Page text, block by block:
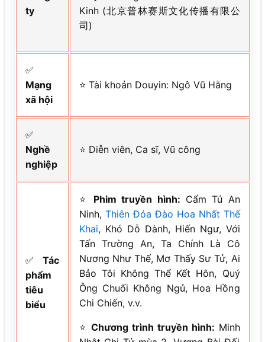
ty
Kinh (北京普林赛斯文化传播有限公
司)
✅
Mạng
xã hội
⭐ Tài khoản Douyin: Ngô Vũ Hằng
✅
Nghề
nghiệp
⭐ Diễn viên, Ca sĩ, Vũ công
✅ Tác
phẩm
tiêu
biểu
⭐ Phim truyền hình: Cẩm Tú An
Ninh, Thiên Đóa Đào Hoa Nhất Thế
Khai, Khó Dỗ Dành, Hiến Ngư, Với
Tấn Trường An, Ta Chính Là Cô
Nương Như Thế, Mơ Thấy Sư Tử, Ai
Bảo Tôi Không Thể Kết Hôn, Quý
Ông Chuối Không Ngủ, Hoa Hồng
Chi Chiến, v.v.
⭐ Chương trình truyền hình: Minh